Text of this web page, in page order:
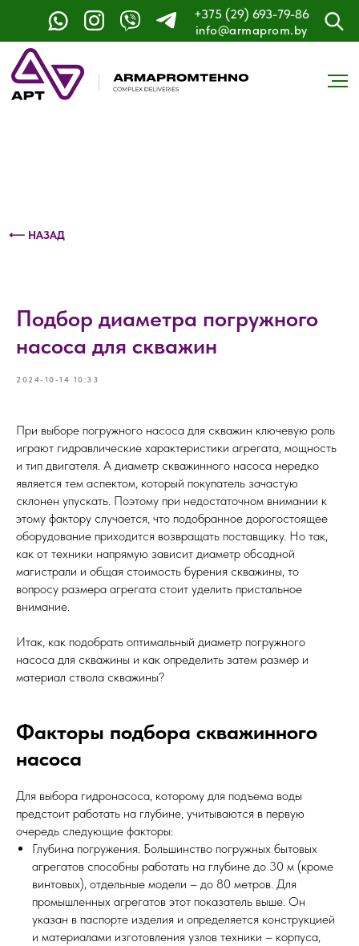
+375 (29) 693-79-86
info@armaprom.by
Контактный телефон: +375 (29) 693-79-86
⟵ НАЗАД
Подбор диаметра погружного
насоса для скважин
2024-10-14 10:33
При выборе погружного насоса для скважин ключевую роль
играют гидравлические характеристики агрегата, мощность
и тип двигателя. А диаметр скважинного насоса нередко
является тем аспектом, который покупатель зачастую
склонен упускать. Поэтому при недостаточном внимании к
этому фактору случается, что подобранное дорогостоящее
оборудование приходится возвращать поставщику. Но так,
как от техники напрямую зависит диаметр обсадной
магистрали и общая стоимость бурения скважины, то
вопросу размера агрегата стоит уделить пристальное
внимание.
Итак, как подобрать оптимальный диаметр погружного
насоса для скважины и как определить затем размер и
материал ствола скважины?
Факторы подбора скважинного
насоса
Для выбора гидронасоса, которому для подъема воды
предстоит работать на глубине, учитываются в первую
очередь следующие факторы:
Глубина погружения. Большинство погружных бытовых
агрегатов способны работать на глубине до 30 м (кроме
винтовых), отдельные модели – до 80 метров. Для
промышленных агрегатов этот показатель выше. Он
указан в паспорте изделия и определяется конструкцией
и материалами изготовления узлов техники – корпуса,